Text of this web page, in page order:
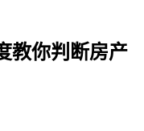
教你判断房产